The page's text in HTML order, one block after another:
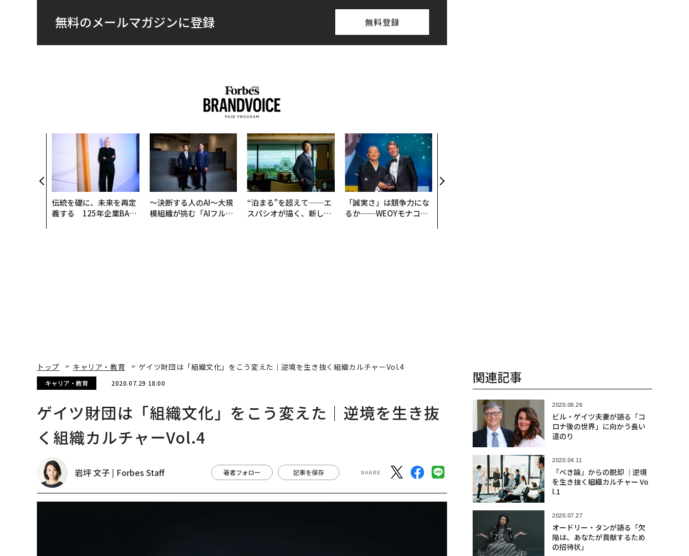
無料のメールマガジンに登録 無料登録
伝統を礎に、未来を再定
義する 125年企業BAT
〜決断する人のAI〜大規
模組織が挑む「AIフル実
“泊まる”を超えて──エ
スパシオが描く、新しい
「誠実さ」は競争力にな
るか──WEOYモナコで
トップ キャリア・教育 ゲイツ財団は「組織文化」をこう変えた｜逆境を生き抜く組織カルチャーVol.4
キャリア・教育 2020.07.29 18:00
ゲイツ財団は「組織文化」をこう変えた｜逆境を生き抜
く組織カルチャーVol.4
岩坪 文子 | Forbes Staff 著者フォロー 記事を保存
関連記事
2020.06.26
ビル・ゲイツ夫妻が語る「コ
ロナ後の世界」に向かう長い
道のり
2020.04.11
「べき論」からの脱却 ｜逆境
を生き抜く組織カルチャー Vo
l.1
2020.07.27
オードリー・タンが語る「欠
陥は、あなたが貢献するため
の招待状」